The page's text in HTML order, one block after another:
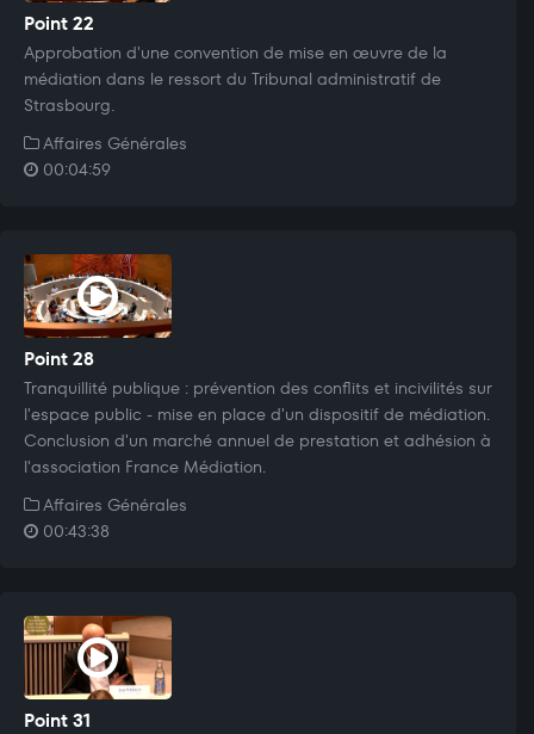
Point 22
Approbation d'une convention de mise en œuvre de la
médiation dans le ressort du Tribunal administratif de
Strasbourg.
Affaires Générales
00:04:59
Point 28
Tranquillité publique : prévention des conflits et incivilités sur
l'espace public - mise en place d'un dispositif de médiation.
Conclusion d'un marché annuel de prestation et adhésion à
l'association France Médiation.
Affaires Générales
00:43:38
Point 31